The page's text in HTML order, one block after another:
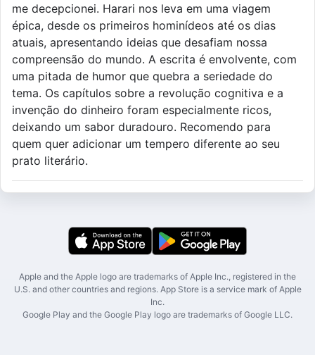
me decepcionei. Harari nos leva em uma viagem
épica, desde os primeiros hominídeos até os dias
atuais, apresentando ideias que desafiam nossa
compreensão do mundo. A escrita é envolvente, com
uma pitada de humor que quebra a seriedade do
tema. Os capítulos sobre a revolução cognitiva e a
invenção do dinheiro foram especialmente ricos,
deixando um sabor duradouro. Recomendo para
quem quer adicionar um tempero diferente ao seu
prato literário.
Apple and the Apple logo are trademarks of Apple Inc., registered in the
U.S. and other countries and regions. App Store is a service mark of Apple
Inc.
Google Play and the Google Play logo are trademarks of Google LLC.